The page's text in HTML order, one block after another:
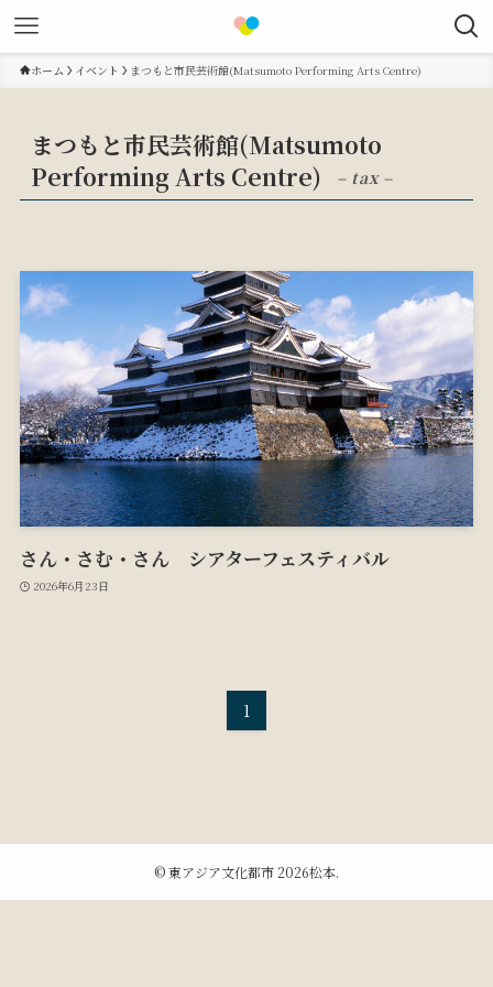
ホーム イベント まつもと市民芸術館(Matsumoto Performing Arts Centre)
まつもと市民芸術館(Matsumoto
Performing Arts Centre)
– tax –
さん・さむ・さん シアターフェスティバル
2026年6月23日
1
©東アジア文化都市 2026松本.